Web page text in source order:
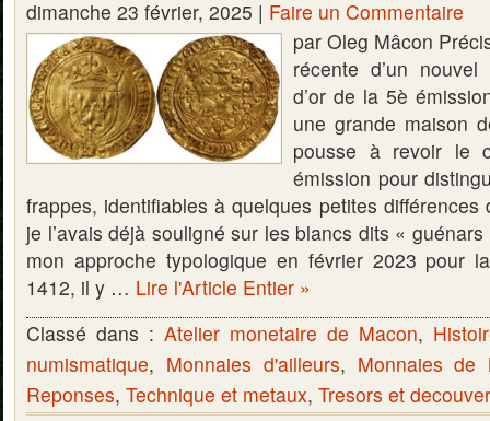
dimanche 23 février, 2025 | Faire un Commentaire
par Oleg Mâcon
récente d’un
d’or de la 5è
une grande maison
pousse à revoir le
émission pour
frappes, identifiables à quelques petites différences
je l’avais déjà souligné sur les blancs dits «
mon approche typologique en février 2023 pour
1412, il y … Lire l'Article Entier »
Classé dans : Atelier monetaire de Macon,
numismatique, Monnaies d'ailleurs, Monnaies de
Reponses, Technique et metaux, Tresors et